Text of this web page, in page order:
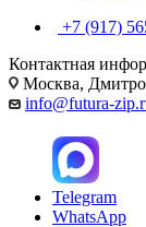
+7 (917)
Контактная
Москва,
info@futura-
Telegram
WhatsApp